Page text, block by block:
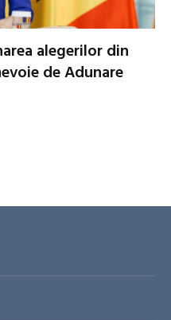
alegerilor din
de Adunare